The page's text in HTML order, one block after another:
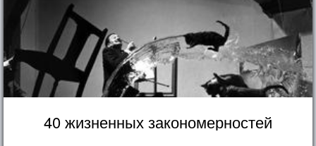
40 жизненных закономерностей